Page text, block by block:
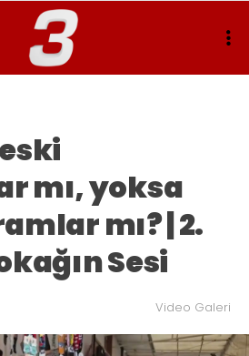
mı, yoksa
mı? | 2.
Sesi
Video Galeri